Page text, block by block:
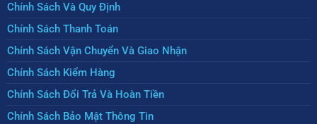
Chính Sách Và Quy Định
Chính Sách Thanh Toán
Chính Sách Vận Chuyển Và Giao Nhận
Chính Sách Kiểm Hàng
Chính Sách Đổi Trả Và Hoàn Tiền
Chính Sách Bảo Mật Thông Tin